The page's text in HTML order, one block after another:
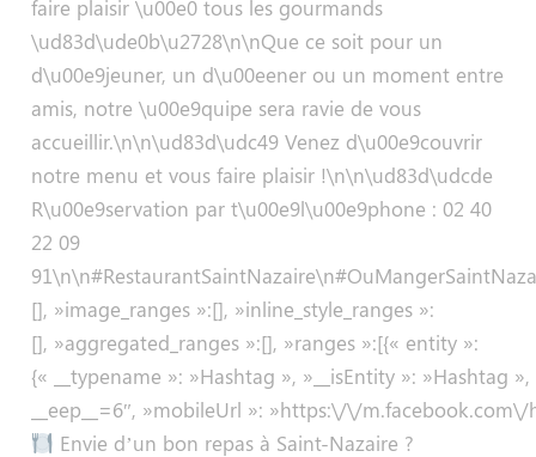
faire plaisir \u00e0 tous les gourmands
\ud83d\ude0b\u2728\n\nQue ce soit pour un
d\u00e9jeuner, un d\u00eener ou un moment entre
amis, notre \u00e9quipe sera ravie de vous
accueillir.\n\n\ud83d\udc49 Venez d\u00e9couvrir
notre menu et vous faire plaisir !\n\n\ud83d\udcde
R\u00e9servation par t\u00e9l\u00e9phone : 02 40
22 09
[], »image_ranges »:[], »inline_style_ranges »:
[], »aggregated_ranges »:[], »ranges »:[{« entity »:
{« __typename »: »Hashtag », »__isEntity »:
__eep__=6″, »mobileUrl »: »https:\/\/
Envie d’un bon repas à Saint-Nazaire ?